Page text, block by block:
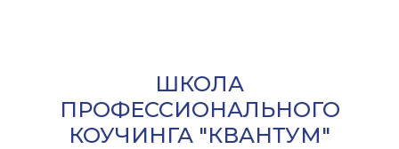
ШКОЛА
ПРОФЕССИОНАЛЬНОГО
КОУЧИНГА "КВАНТУМ"